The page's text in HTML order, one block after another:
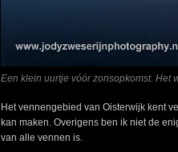
Een klein uurtje vóór zonsopkomst. Het
Het vennengebied van Oisterwijk kent
kan maken. Overigens ben ik niet de
van alle vennen is.